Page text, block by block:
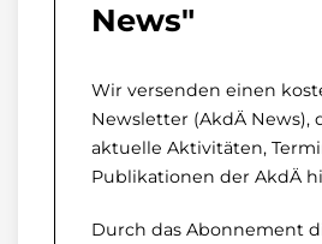
News"
Wir versenden einen
Newsletter (AkdÄ News),
aktuelle Aktivitäten,
Publikationen der AkdÄ
Durch das Abonnement